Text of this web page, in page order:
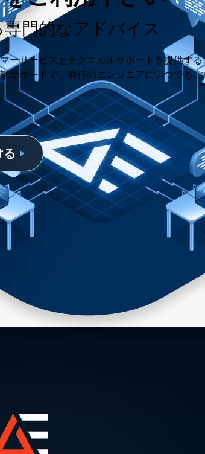
門的なアドバイス
ーサービスとテクニカルサポートを提供する
サポートで、適任のエンジニアにいつでも
る